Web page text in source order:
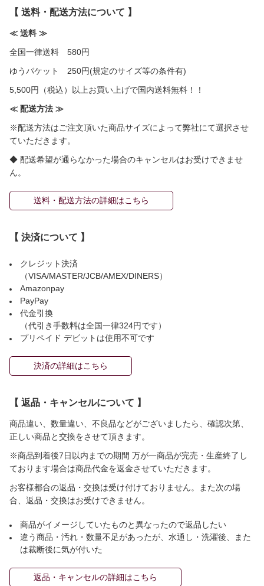
【 送料・配送方法について 】
≪ 送料 ≫
全国一律送料 580円
ゆうパケット 250円(規定のサイズ等の条件有)
5,500円（税込）以上お買い上げで国内送料無料！！
≪ 配送方法 ≫
※配送方法はご注文頂いた商品サイズによって弊社にて選択させ
ていただきます。
◆ 配送希望が通らなかった場合のキャンセルはお受けできませ
ん。
送料・配送方法の詳細はこちら
【 決済について 】
クレジット決済
（VISA/MASTER/JCB/AMEX/DINERS）
Amazonpay
PayPay
代金引換
（代引き手数料は全国一律324円です）
プリペイド デビットは使用不可です
決済の詳細はこちら
【 返品・キャンセルについて 】
商品違い、数量違い、不良品などがございましたら、確認次第、
正しい商品と交換をさせて頂きます。
※商品到着後7日以内までの期間 万が一商品が完売・生産終了し
ております場合は商品代金を返金させていただきます。
お客様都合の返品・交換は受け付けておりません。また次の場
合、返品・交換はお受けできません。
商品がイメージしていたものと異なったので返品したい
違う商品・汚れ・数量不足があったが、水通し・洗濯後、また
は裁断後に気が付いた
返品・キャンセルの詳細はこちら